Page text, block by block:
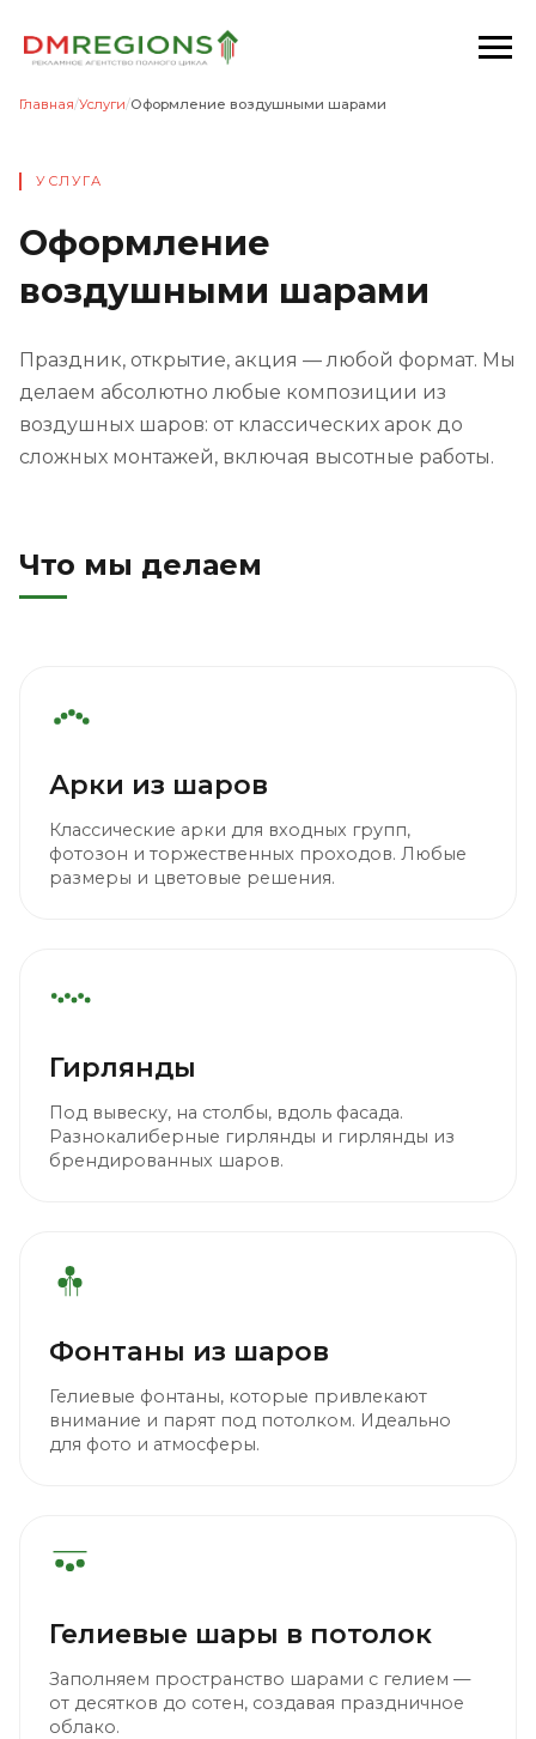
Главная/Услуги/Оформление воздушными шарами
УСЛУГА
Оформление
воздушными шарами
Праздник, открытие, акция — любой формат. Мы
делаем абсолютно любые композиции из
воздушных шаров: от классических арок до
сложных монтажей, включая высотные работы.
Что мы делаем
Арки из шаров
Классические арки для входных групп,
фотозон и торжественных проходов. Любые
размеры и цветовые решения.
Гирлянды
Под вывеску, на столбы, вдоль фасада.
Разнокалиберные гирлянды и гирлянды из
брендированных шаров.
Фонтаны из шаров
Гелиевые фонтаны, которые привлекают
внимание и парят под потолком. Идеально
для фото и атмосферы.
Гелиевые шары в потолок
Заполняем пространство шарами с гелием —
от десятков до сотен, создавая праздничное
облако.